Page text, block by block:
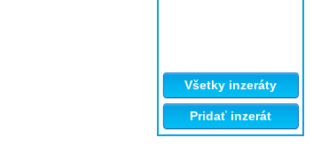
Všetky inzeráty
Pridať inzerát